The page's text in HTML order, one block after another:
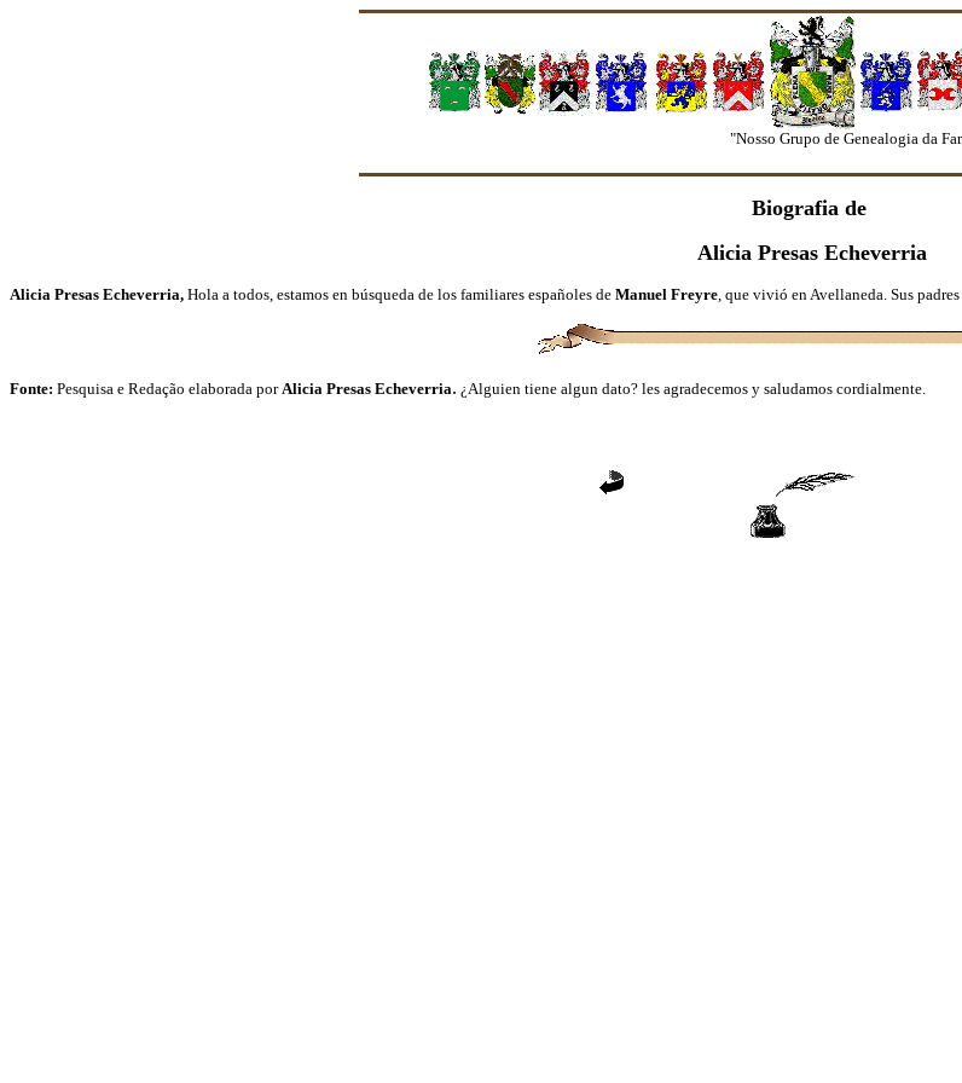
"Nosso Grupo de Genealogia da
Biografia de
Alicia Presas Echeverria
Alicia Presas Echeverria, Hola a todos, estamos en búsqueda de los familiares españoles de Manuel Freyre, que vivió en Avellaneda. Sus
Fonte: Pesquisa e Redação elaborada porAlicia Presas Echeverria. ¿Alguien tiene algun dato? les agradecemos y saludamos cordialmente.